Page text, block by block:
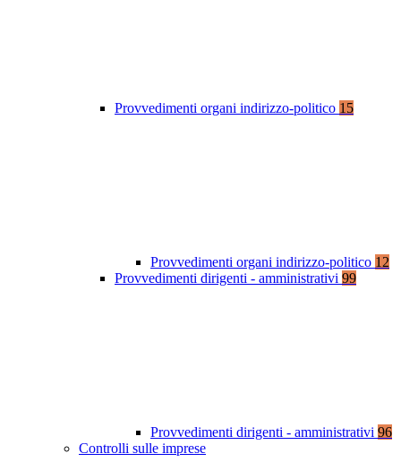
Provvedimenti organi indirizzo-politico 15
Provvedimenti organi indirizzo-politico 12
Provvedimenti dirigenti - amministrativi 99
Provvedimenti dirigenti - amministrativi 96
Controlli sulle imprese